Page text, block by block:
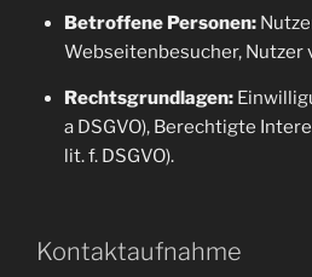
Betroffene Personen:
Webseitenbesucher, Nutzer
Rechtsgrundlagen:
a DSGVO), Berechtigte
lit. f. DSGVO).
Kontaktaufnahme